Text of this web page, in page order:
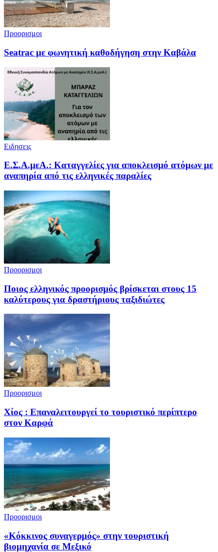
Προορισμοι
Seatrac με φωνητική καθοδήγηση στην Καβάλα
Ειδησεις
Ε.Σ.Α.μεΑ.: Καταγγελίες για αποκλεισμό ατόμων με
αναπηρία από τις ελληνικές παραλίες
Προορισμοι
Ποιος ελληνικός προορισμός βρίσκεται στους 15
καλύτερους για δραστήριους ταξιδιώτες
Προορισμοι
Χίος : Επαναλειτουργεί το τουριστικό περίπτερο
στον Καρφά
Προορισμοι
«Κόκκινος συναγερμός» στην τουριστική
βιομηχανία σε Μεξικό